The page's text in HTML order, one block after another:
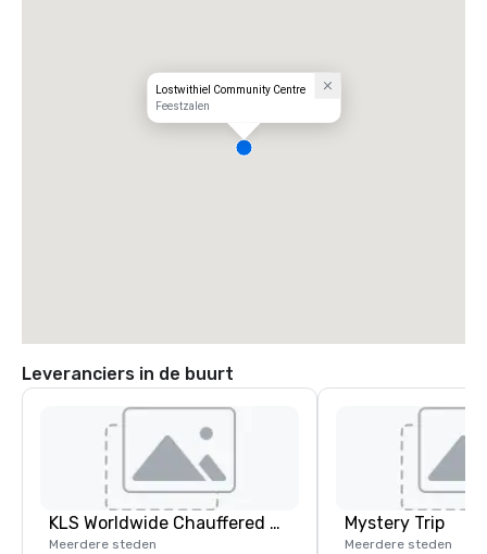
Lostwithiel Community Centre
Feestzalen
Leveranciers in de buurt
KLS Worldwide Chauffered Services
Meerdere steden
Mystery Trip
Meerdere steden